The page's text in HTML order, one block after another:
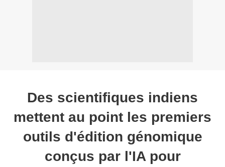
Des scientifiques indiens
mettent au point les premiers
outils d'édition génomique
conçus par l'IA pour